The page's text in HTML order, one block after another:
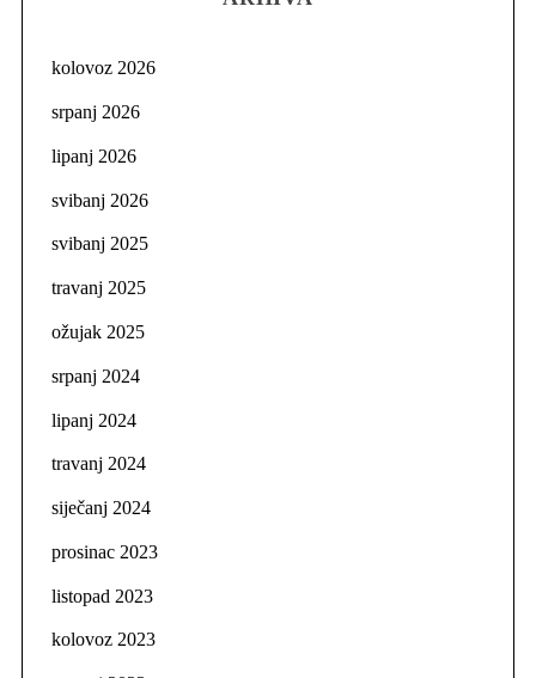
kolovoz 2026
srpanj 2026
lipanj 2026
svibanj 2026
svibanj 2025
travanj 2025
ožujak 2025
srpanj 2024
lipanj 2024
travanj 2024
siječanj 2024
prosinac 2023
listopad 2023
kolovoz 2023